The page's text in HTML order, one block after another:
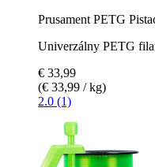
Prusament PETG
Univerzálny PETG
€ 33,99
(€ 33,99 / kg)
2.0 (1)